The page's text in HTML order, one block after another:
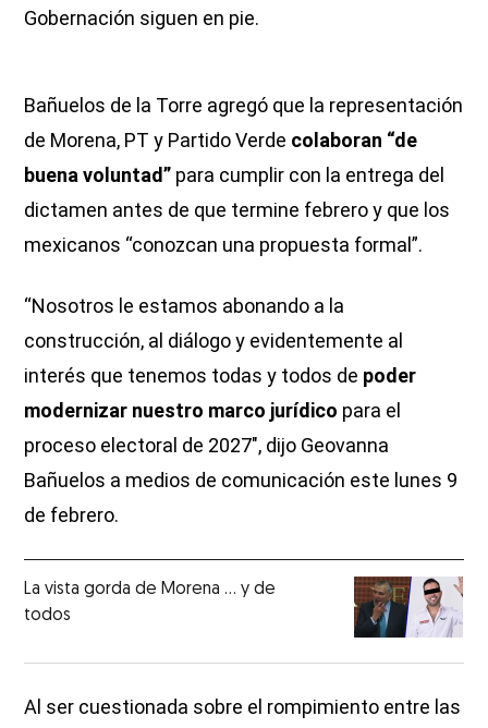
Gobernación siguen en pie.
Bañuelos de la Torre agregó que la representación
de Morena, PT y Partido Verde colaboran “de
buena voluntad” para cumplir con la entrega del
dictamen antes de que termine febrero y que los
mexicanos “conozcan una propuesta formal”.
“Nosotros le estamos abonando a la
construcción, al diálogo y evidentemente al
interés que tenemos todas y todos de poder
modernizar nuestro marco jurídico para el
proceso electoral de 2027″, dijo Geovanna
Bañuelos a medios de comunicación este lunes 9
de febrero.
La vista gorda de Morena … y de
todos
Al ser cuestionada sobre el rompimiento entre las